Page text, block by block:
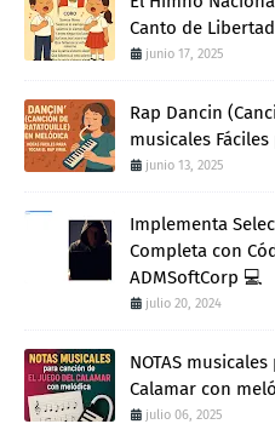
Canto de
junio 17, 2025
Rap Dancin
musicales
junio 13, 2025
Implementa
Completa con
ADMSoftCorp 💻
julio 20, 2024
NOTAS
Calamar con
julio 06, 2025